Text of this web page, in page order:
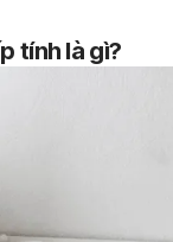
tính là gì?